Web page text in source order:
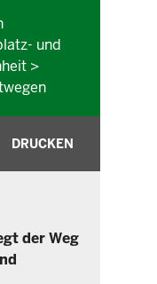
und
>
DRUCKEN
der Weg